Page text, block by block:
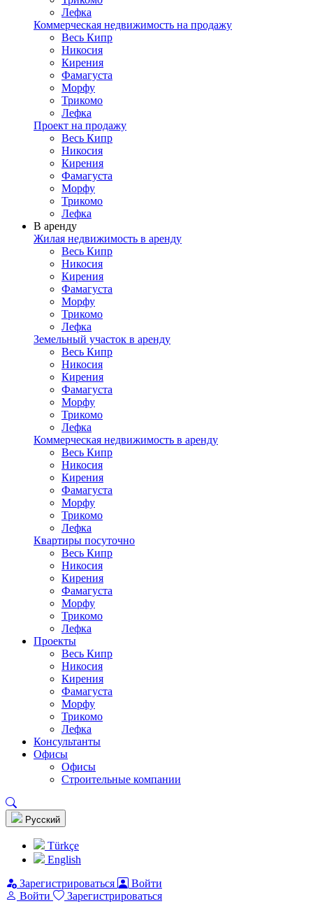
Лефка
Коммерческая недвижимость на продажу
Весь Кипр
Никосия
Кирения
Фамагуста
Морфу
Трикомо
Лефка
Проект на продажу
Весь Кипр
Никосия
Кирения
Фамагуста
Морфу
Трикомо
Лефка
В аренду
Жилая недвижимость в аренду
Весь Кипр
Никосия
Кирения
Фамагуста
Морфу
Трикомо
Лефка
Земельный участок в аренду
Весь Кипр
Никосия
Кирения
Фамагуста
Морфу
Трикомо
Лефка
Коммерческая недвижимость в аренду
Весь Кипр
Никосия
Кирения
Фамагуста
Морфу
Трикомо
Лефка
Квартиры посуточно
Весь Кипр
Никосия
Кирения
Фамагуста
Морфу
Трикомо
Лефка
Проекты
Весь Кипр
Никосия
Кирения
Фамагуста
Морфу
Трикомо
Лефка
Консультанты
Офисы
Офисы
Строительные компании
Pусский
Türkçe
English
Зарегистрироваться
Войти
Войти
Зарегистрироваться